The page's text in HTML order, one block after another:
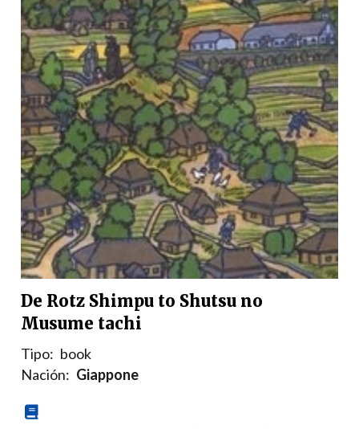
De Rotz Shimpu to Shutsu no
Musume tachi
Tipo: book
Nación: Giappone